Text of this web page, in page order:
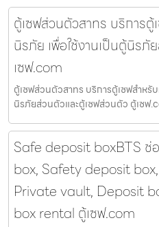
ตู้เซฟส่วนตัวสาทร บริการตู้
นิรภัย เพื่อใช้งานเป็นตู้นิร
เซฟ.com
ตู้เซฟส่วนตัวสาทร บริการตู้เซฟสำหรั
นิรภัยส่วนตัวและตู้เซฟส่วนตัว ตู้เซฟ
Safe deposit boxBTS
box, Safety deposit
Private vault, Deposit
box rental ตู้เซฟ.com